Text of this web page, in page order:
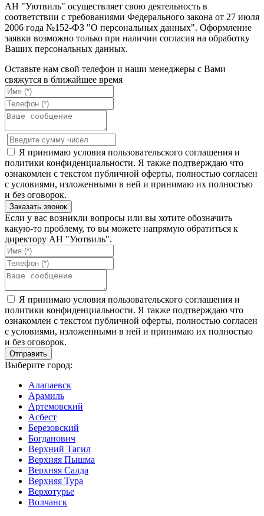
АН "Уютвиль" осуществляет свою деятельность в
соответствии с требованиями Федерального закона от 27 июля
2006 года №152-ФЗ "О персональных данных". Оформление
заявки возможно только при наличии согласия на обработку
Ваших персональных данных.
Оставьте нам свой телефон и наши менеджеры с Вами
свяжутся в ближайшее время
Я принимаю условия пользовательского соглашения и
политики конфиденциальности. Я также подтверждаю что
ознакомлен с текстом публичной оферты, полностью согласен
с условиями, изложенными в ней и принимаю их полностью
и без оговорок.
Если у вас возникли вопросы или вы хотите обозначить
какую-то проблему, то вы можете напрямую обратиться к
директору АН "Уютвиль".
Я принимаю условия пользовательского соглашения и
политики конфиденциальности. Я также подтверждаю что
ознакомлен с текстом публичной оферты, полностью согласен
с условиями, изложенными в ней и принимаю их полностью
и без оговорок.
Выберите город:
Алапаевск
Арамиль
Артемовский
Асбест
Березовский
Богданович
Верхний Тагил
Верхняя Пышма
Верхняя Салда
Верхняя Тура
Верхотурье
Волчанск